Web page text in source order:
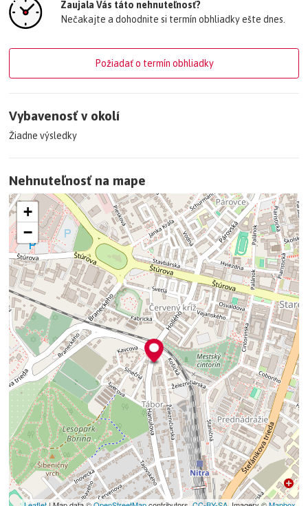
KONTAKT:
• Finanzpartner reality
• mobil – 0948 125 135
• mail – mario.tkac@fpreality.sk
• máte tip na vhodný byt?
• kontaktujte ma
Zaujala Vás táto nehnuteľnosť?
Nečakajte a dohodnite si termín obhliadky ešte dnes.
Požiadať o termín obhliadky
Vybavenosť v okolí
Žiadne výsledky
Nehnuteľnosť na mape
+
−